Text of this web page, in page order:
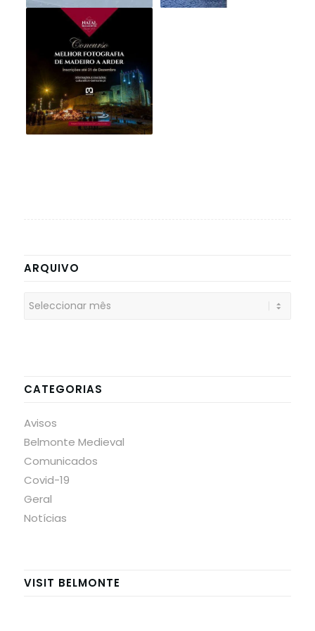
ARQUIVO
CATEGORIAS
Avisos
Belmonte Medieval
Comunicados
Covid-19
Geral
Notícias
VISIT BELMONTE